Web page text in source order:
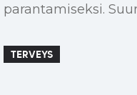
parantamiseksi.
TERVEYS